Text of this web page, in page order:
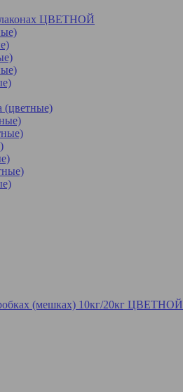
ЦВЕТНОЙ
(цветные)
(мешках) 10кг/20кг ЦВЕТНОЙ